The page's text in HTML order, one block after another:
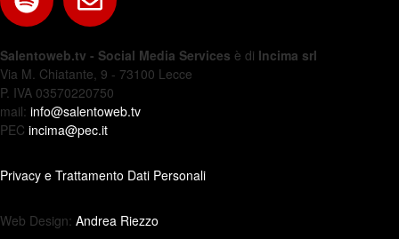
Salentoweb.tv - Social Media Services è di Incima srl
Via M. Chiatante, 9 - 73100 Lecce
P. IVA 03570220750
mail: info@salentoweb.tv
PEC incima@pec.it
Privacy e Trattamento Dati Personali
Web Design: Andrea Riezzo